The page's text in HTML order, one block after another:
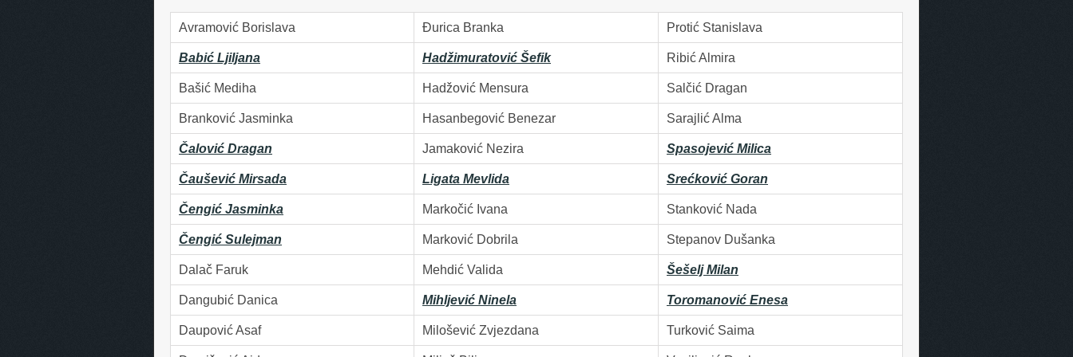
Avramović Borislava Đurica Branka Protić Stanislava
Babić Ljiljana Hadžimuratović Šefik Ribić Almira
Bašić Mediha Hadžović Mensura Salčić Dragan
Branković Jasminka Hasanbegović Benezar Sarajlić Alma
Čalović Dragan Jamaković Nezira Spasojević Milica
Čaušević Mirsada Ligata Mevlida Srećković Goran
Čengić Jasminka Markočić Ivana Stanković Nada
Čengić Sulejman Marković Dobrila Stepanov Dušanka
Dalač Faruk Mehdić Valida Šešelj Milan
Dangubić Danica Mihljević Ninela Toromanović Enesa
Daupović Asaf Milošević Zvjezdana Turković Saima